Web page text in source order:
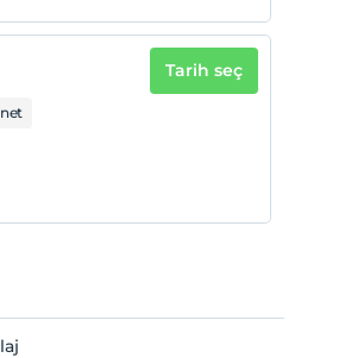
Tarih seç